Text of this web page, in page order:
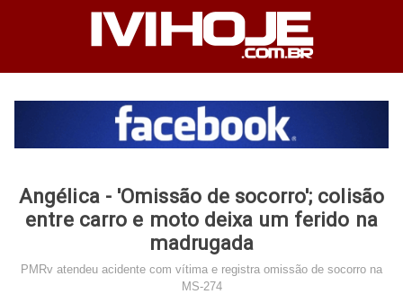
Angélica - 'Omissão de socorro'; colisão
entre carro e moto deixa um ferido na
madrugada
PMRv atendeu acidente com vítima e registra omissão de socorro na
MS-274